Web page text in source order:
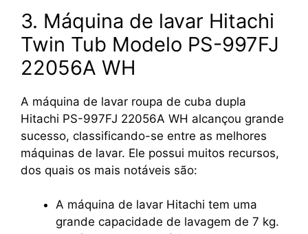
3. Máquina de lavar Hitachi
Twin Tub Modelo PS-997FJ
22056A WH
A máquina de lavar roupa de cuba dupla
Hitachi PS-997FJ 22056A WH alcançou grande
sucesso, classificando-se entre as melhores
máquinas de lavar. Ele possui muitos recursos,
dos quais os mais notáveis são:
A máquina de lavar Hitachi tem uma
grande capacidade de lavagem de 7 kg.